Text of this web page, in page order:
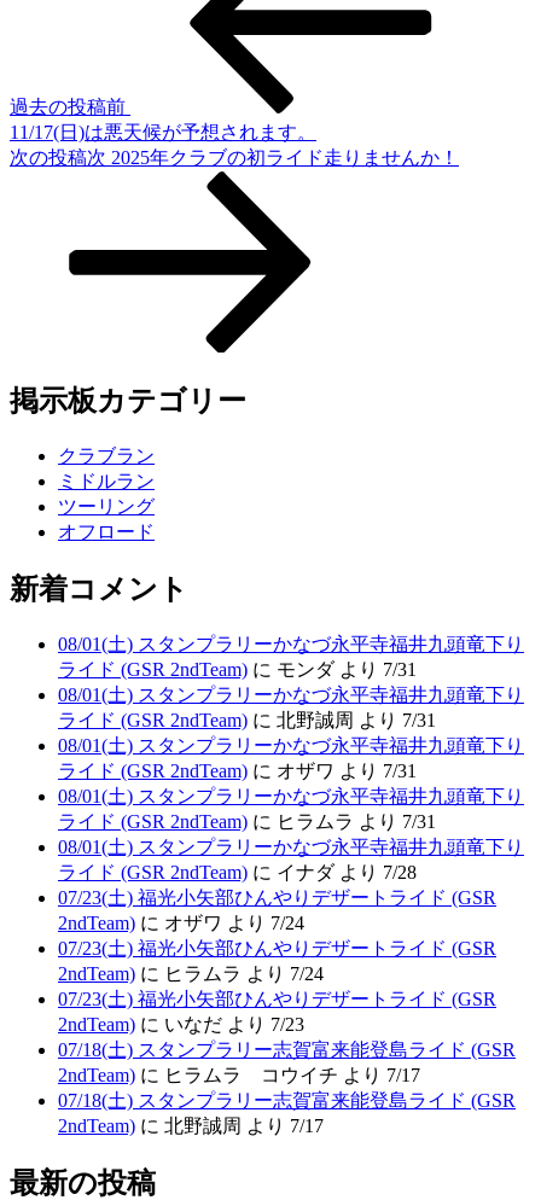
過去の投稿前
11/17(日)は悪天候が予想されます。
次の投稿次 2025年クラブの初ライド走りませんか！
掲示板カテゴリー
クラブラン
ミドルラン
ツーリング
オフロード
新着コメント
08/01(土) スタンプラリーかなづ永平寺福井九頭竜下り
ライド (GSR 2ndTeam) に モンダ より 7/31
08/01(土) スタンプラリーかなづ永平寺福井九頭竜下り
ライド (GSR 2ndTeam) に 北野誠周 より 7/31
08/01(土) スタンプラリーかなづ永平寺福井九頭竜下り
ライド (GSR 2ndTeam) に オザワ より 7/31
08/01(土) スタンプラリーかなづ永平寺福井九頭竜下り
ライド (GSR 2ndTeam) に ヒラムラ より 7/31
08/01(土) スタンプラリーかなづ永平寺福井九頭竜下り
ライド (GSR 2ndTeam) に イナダ より 7/28
07/23(土) 福光小矢部ひんやりデザートライド (GSR
2ndTeam) に オザワ より 7/24
07/23(土) 福光小矢部ひんやりデザートライド (GSR
2ndTeam) に ヒラムラ より 7/24
07/23(土) 福光小矢部ひんやりデザートライド (GSR
2ndTeam) に いなだ より 7/23
07/18(土) スタンプラリー志賀富来能登島ライド (GSR
2ndTeam) に ヒラムラ コウイチ より 7/17
07/18(土) スタンプラリー志賀富来能登島ライド (GSR
2ndTeam) に 北野誠周 より 7/17
最新の投稿